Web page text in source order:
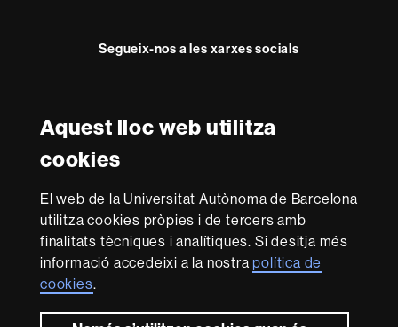
Aquest lloc web utilitza
cookies
El web de la Universitat Autònoma de Barcelona
utilitza cookies pròpies i de tercers amb
finalitats tècniques i analítiques. Si desitja més
informació accedeixi a la nostrapolítica de
cookies.
Segueix-nos a les xarxes socials
Reconeixement internacional de l'excel·lència
in
Research
-
Euraxess
Amb el finançament de
Sobre